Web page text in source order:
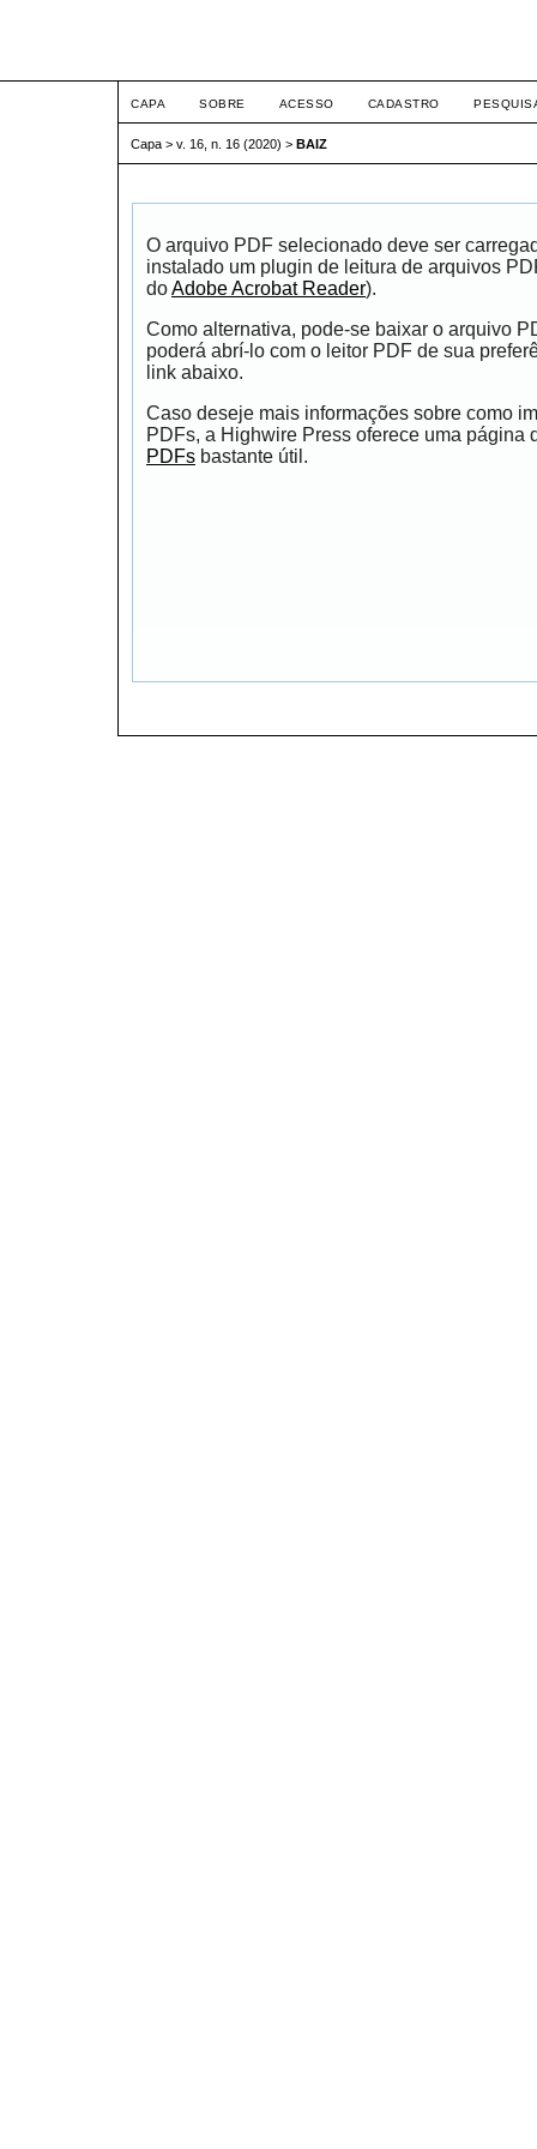
CAPA SOBRE ACESSO CADASTRO
Capa > v. 16, n. 16 (2020) > BAIZ
O arquivo PDF selecionado deve ser
instalado um plugin de leitura de arquivos
doAdobe Acrobat Reader).
Como alternativa, pode-se baixar o arquivo
poderá abrí-lo com o leitor PDF de sua
link abaixo.
Caso deseje mais informações sobre como
PDFs, a Highwire Press oferece uma página
PDFs bastante útil.